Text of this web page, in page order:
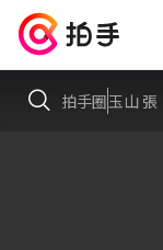
拍手圈玉山 張